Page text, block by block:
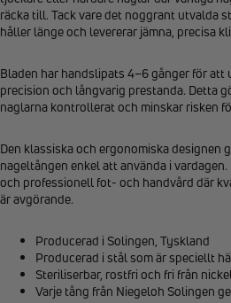
räcka till. Tack vare det noggrant utvalda
håller länge och levererar jämna, precisa
Bladen har handslipats 4–6 gånger för att
precision och långvarig prestanda. Detta
naglarna kontrollerat och minskar risken
Den klassiska och ergonomiska designen
nageltången enkel att använda i
och professionell fot- och handvård där
är avgörande.
Producerad i Solingen, Tyskland
Producerad i stål som är speciellt
Steriliserbar, rostfri och fri från
Varje tång från Niegeloh Solingen